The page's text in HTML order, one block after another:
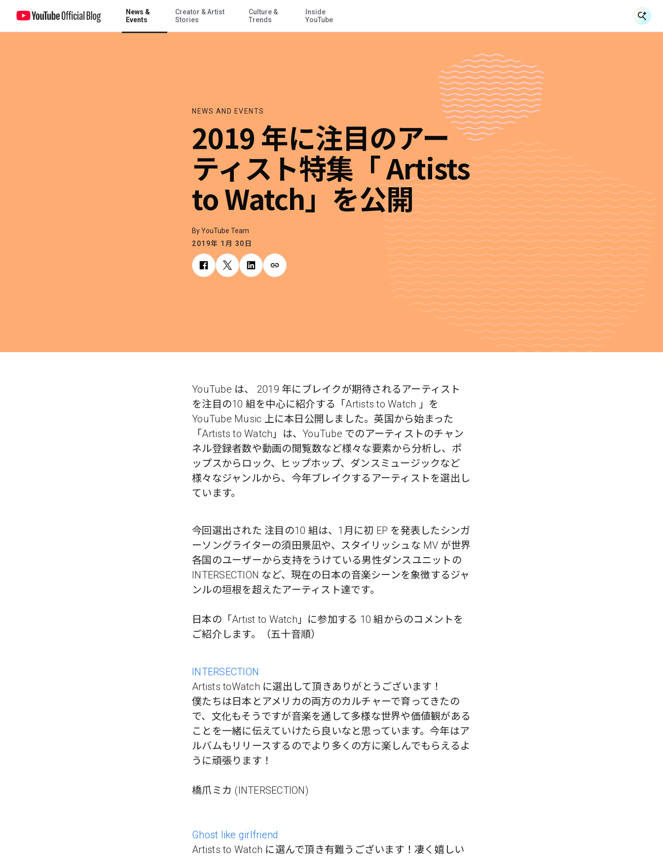
メイン コンテンツにスキップ
News &
Events
Creator & Artist
Stories
Culture &
Trends
Inside
YouTube
検
2019 年に注目のアーティスト特集「 Artists to Watch」を公開
NEWS AND EVENTS
2019 年に注目のアー
ティスト特集「 Artists
to Watch」を公開
By YouTube Team
2019年 1月 30日
YouTube は、 2019 年にブレイクが期待されるアーティスト
を注目の10 組を中心に紹介する「Artists to Watch 」を
YouTube Music 上に本日公開しました。英国から始まった
「Artists to Watch」は、YouTube でのアーティストのチャン
ネル登録者数や動画の閲覧数など様々な要素から分析し、ポ
ップスからロック、ヒップホップ、ダンスミュージックなど
様々なジャンルから、今年ブレイクするアーティストを選出し
ています。
今回選出された 注目の10 組は、1月に初 EP を発表したシンガ
ーソングライターの須田景凪や、スタイリッシュな MV が世界
各国のユーザーから支持をうけている男性ダンスユニットの
INTERSECTION など、現在の日本の音楽シーンを象徴するジャ
ンルの垣根を超えたアーティスト達です。
日本の「Artist to Watch」に参加する 10 組からのコメントを
ご紹介します。（五十音順）
INTERSECTION
Artists toWatch に選出して頂きありがとうございます！
僕たちは日本とアメリカの両方のカルチャーで育ってきたの
で、文化もそうですが音楽を通して多様な世界や価値観がある
ことを一緒に伝えていけたら良いなと思っています。今年はア
ルバムもリリースするのでより多くの方に楽しんでもらえるよ
うに頑張ります！
橋爪ミカ (INTERSECTION)
Ghost like girlfriend
Artists to Watch に選んで頂き有難うございます！凄く嬉しい